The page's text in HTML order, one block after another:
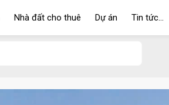
Nhà đất cho thuê Dự án Tin tức…